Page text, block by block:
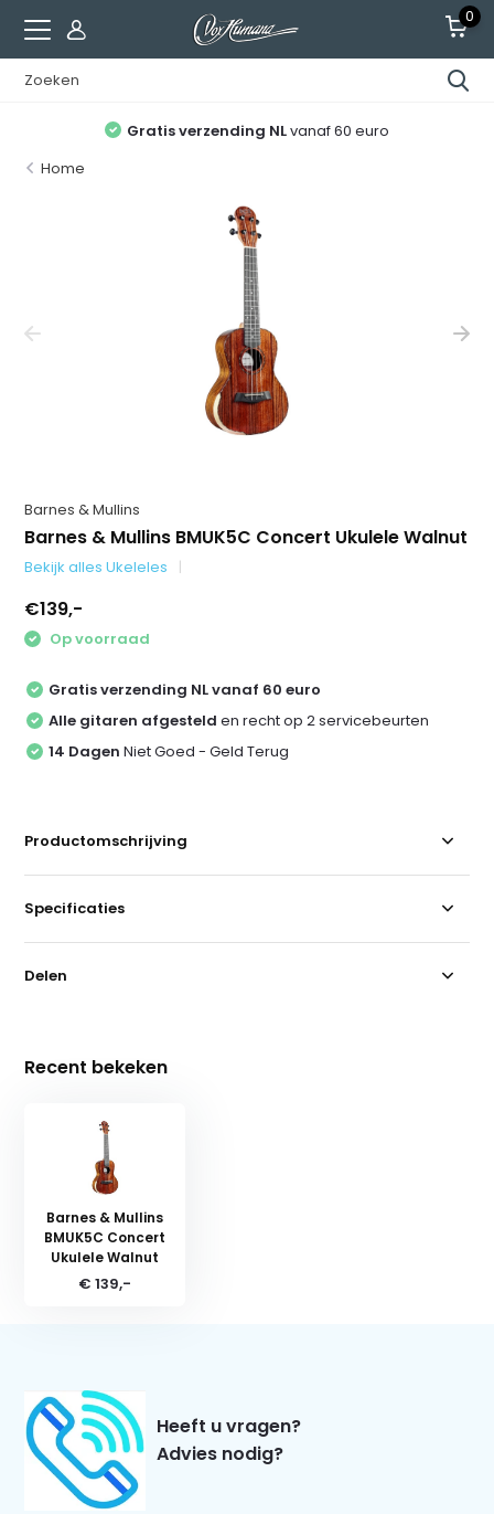
0
Gratis verzending NLvanaf 60 euro
Home
Barnes & Mullins
Barnes & Mullins BMUK5C Concert Ukulele Walnut
Bekijk alles Ukeleles
€139,-
Op voorraad
Gratis verzending NL vanaf 60 euro
Alle gitaren afgesteld en recht op 2 servicebeurten
14 Dagen Niet Goed - Geld Terug
Productomschrijving
Specificaties
Delen
Recent bekeken
Barnes & Mullins
BMUK5C Concert
Ukulele Walnut
€ 139,-
Heeft u vragen?
Advies nodig?